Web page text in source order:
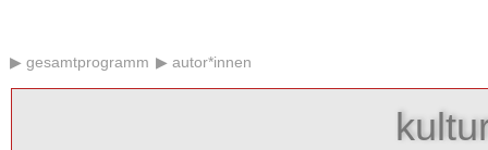
gesamtprogramm autor*innen